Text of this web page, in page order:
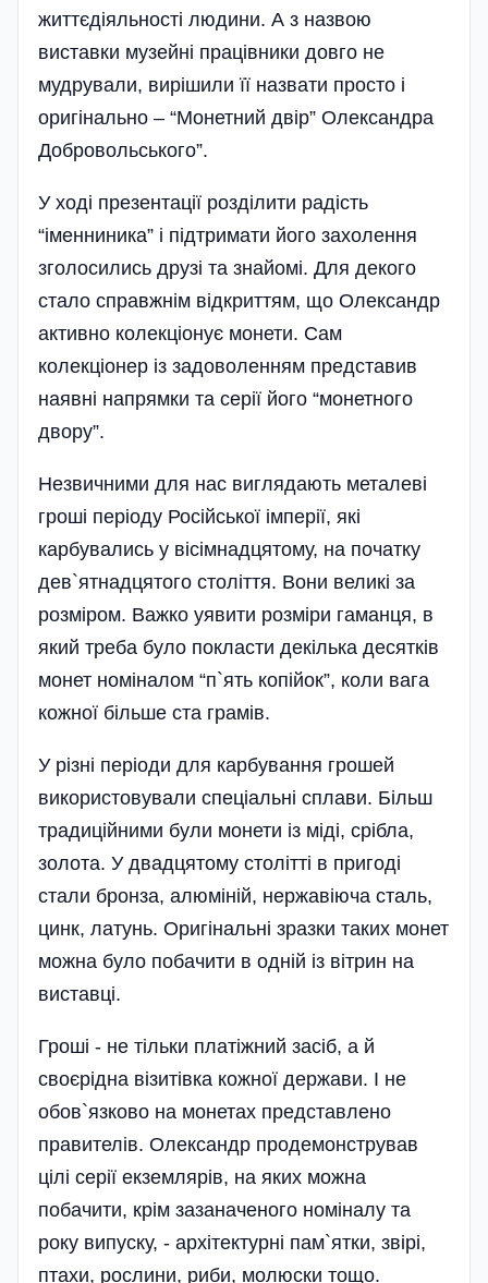
життєдіяльності людини. А з назвою
виставки музейні працівники довго не
мудрували, вирішили її назвати просто і
оригінально – “Монетний двір” Олександра
Добровольського”.
У ході презентації розділити радість
“іменниника” і підтримати його захолення
зголосились друзі та знайомі. Для декого
стало справжнім відкриттям, що Олександр
активно колекціонує монети. Сам
колекціонер із задоволенням представив
наявні напрямки та серії його “монетного
двору”.
Незвичними для нас виглядають металеві
гроші періоду Російської імперії, які
карбувались у вісімнадцятому, на початку
дев`ятнадцятого століття. Вони великі за
розміром. Важко уявити розміри гаманця, в
який треба було покласти декілька десятків
монет номіналом “п`ять копійок”, коли вага
кожної більше ста грамів.
У різні періоди для карбування грошей
використовували спеціальні сплави. Більш
традиційними були монети із міді, срібла,
золота. У двадцятому столітті в пригоді
стали бронза, алюміній, нержавіюча сталь,
цинк, латунь. Оригінальні зразки таких монет
можна було побачити в одній із вітрин на
виставці.
Гроші - не тільки платіжний засіб, а й
своєрідна візитівка кожної держави. І не
обов`язково на монетах представлено
правителів. Олександр продемонстрував
цілі серії екземлярів, на яких можна
побачити, крім зазаначеного номіналу та
року випуску, - архітектурні пам`ятки, звірі,
птахи, рослини, риби, молюски тощо.